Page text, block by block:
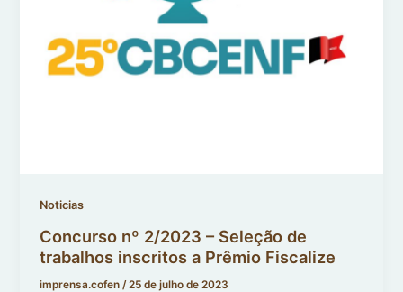
Noticias
Concurso nº 2/2023 – Seleção de
trabalhos inscritos a Prêmio Fiscalize
imprensa.cofen /25 de julho de 2023